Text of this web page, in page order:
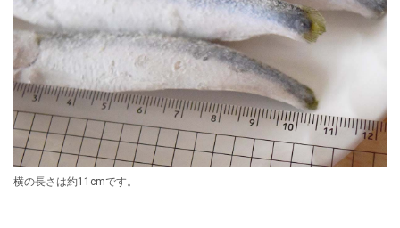
横の長さは約11cmです。